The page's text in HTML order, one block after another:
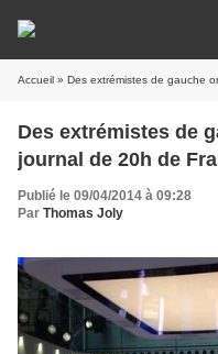
Accueil » Des extrémistes de gauche
Des extrémistes de
journal de 20h de
Publié le 09/04/2014 à 09:28
Par Thomas Joly